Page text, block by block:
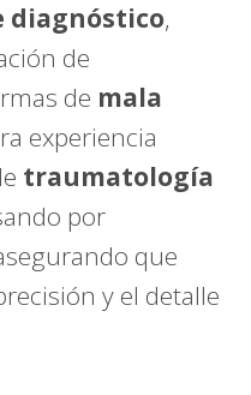
diagnóstico,
de
de mala
experiencia
traumatología
por
que
y el detalle